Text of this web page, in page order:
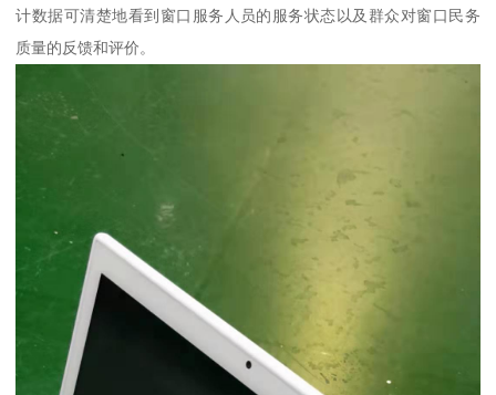
计数据可清楚地看到窗口服务人员的服务状态以及群众对窗口民务
质量的反馈和评价。